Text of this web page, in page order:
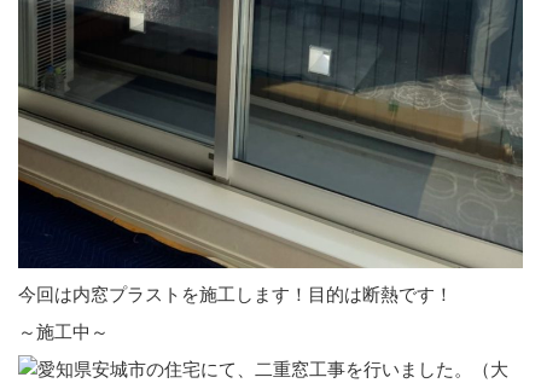
今回は内窓プラストを施工します！目的は断熱です！
～施工中～